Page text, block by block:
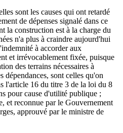
sont les causes qui ont retardé
de dépenses signalé dans ce
la construction est à la charge du
n'a plus à craindre aujourd'hui
à accorder aux
et irrévocablement fixée, puisque
des terrains nécessaires à
dépendances, sont celles qu'on
l'article 16 du titre 3 de la loi du 8
pour cause d'utilité publique ;
et reconnue par le Gouvernement
approuvé par le ministre de